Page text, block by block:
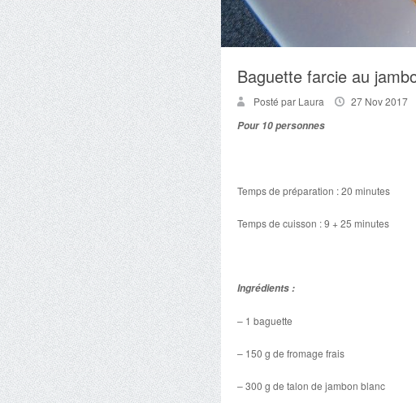
Baguette farcie au
Posté par Laura 27 Nov 2017
Pour 10 personnes
Temps de préparation : 20 minutes
Temps de cuisson : 9 + 25 minutes
Ingrédients :
– 1 baguette
– 150 g de fromage frais
– 300 g de talon de jambon blanc